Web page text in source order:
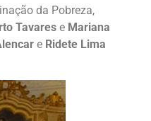
da Pobreza,
Tavares e Mariana
e Ridete Lima